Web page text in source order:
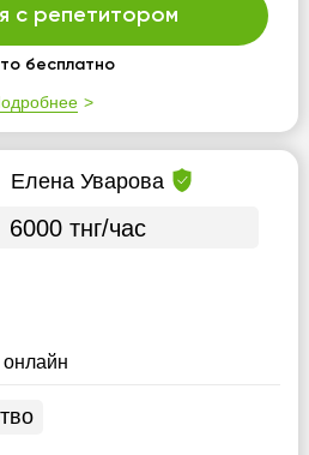
с репетитором
бесплатно
Елена Уварова
6000 тнг/час